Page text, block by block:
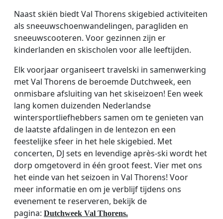
Naast skiën biedt Val Thorens skigebied activiteiten
als sneeuwschoenwandelingen, paragliden en
sneeuwscooteren. Voor gezinnen zijn er
kinderlanden en skischolen voor alle leeftijden.
Elk voorjaar organiseert travelski in samenwerking
met Val Thorens de beroemde Dutchweek, een
onmisbare afsluiting van het skiseizoen! Een week
lang komen duizenden Nederlandse
wintersportliefhebbers samen om te genieten van
de laatste afdalingen in de lentezon en een
feestelijke sfeer in het hele skigebied. Met
concerten, DJ sets en levendige après-ski wordt het
dorp omgetoverd in één groot feest. Vier met ons
het einde van het seizoen in Val Thorens! Voor
meer informatie en om je verblijf tijdens ons
evenement te reserveren, bekijk de
pagina: Dutchweek Val Thorens.